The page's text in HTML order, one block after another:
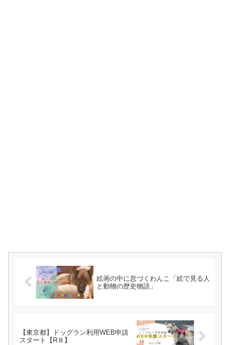
絵画の中に息づくわんこ「絵で見る人
と動物の歴史物語」
【東京都】ドッグラン利用WEB申請
スタート【R８】